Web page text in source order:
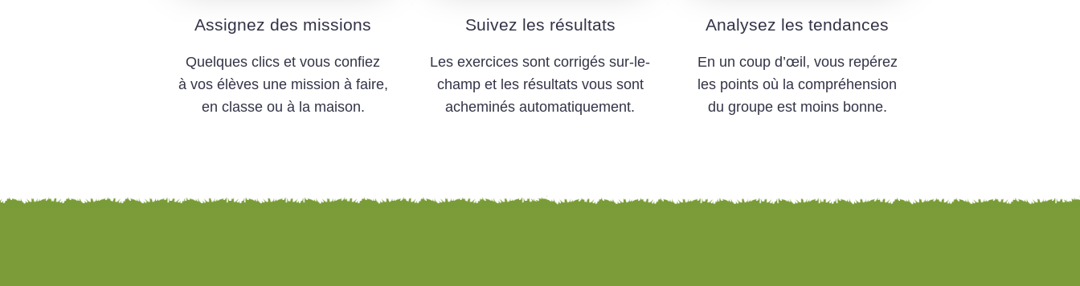
Assignez des missions
Quelques clics et vous confiez
à vos élèves une mission à faire,
en classe ou à la maison.
Suivez les résultats
Les exercices sont corrigés sur-le-
champ et les résultats vous sont
acheminés automatiquement.
Analysez les tendances
En un coup d’œil, vous repérez
les points où la compréhension
du groupe est moins bonne.